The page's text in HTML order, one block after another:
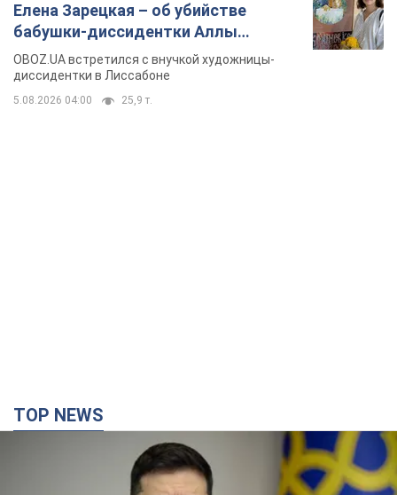
Елена Зарецкая – об убийстве
бабушки-диссидентки Аллы
Горской, критике сына Стуса и
бегстве в Португалию с пятью
детьми
OBOZ.UA встретился с внучкой художницы-
диссидентки в Лиссабоне
5.08.2026 04:00 25,9 т.
TOP NEWS